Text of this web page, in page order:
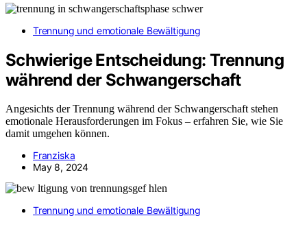
Trennung und emotionale Bewältigung
Schwierige Entscheidung: Trennung
während der Schwangerschaft
Angesichts der Trennung während der Schwangerschaft stehen
emotionale Herausforderungen im Fokus – erfahren Sie, wie Sie
damit umgehen können.
Franziska
May 8, 2024
Trennung und emotionale Bewältigung